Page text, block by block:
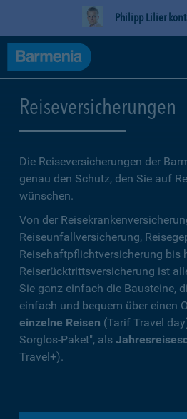
Philipp Lilier
Reiseversicherungen
Die Reiseversicherungen der
genau den Schutz, den Sie auf
wünschen.
Von der
Reiseunfallversicherung,
Reisehaftpflichtversicherung bis
Reiserücktrittsversicherung ist
Sie ganz einfach die Bausteine,
einfach und bequem über einen
einzelne Reisen (Tarif Travel
Sorglos-Paket", als
Travel+).